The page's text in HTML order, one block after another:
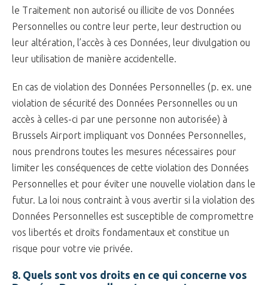
le Traitement non autorisé ou illicite de vos Données
Personnelles ou contre leur perte, leur destruction ou
leur altération, l’accès à ces Données, leur divulgation ou
leur utilisation de manière accidentelle.
En cas de violation des Données Personnelles (p. ex. une
violation de sécurité des Données Personnelles ou un
accès à celles-ci par une personne non autorisée) à
Brussels Airport impliquant vos Données Personnelles,
nous prendrons toutes les mesures nécessaires pour
limiter les conséquences de cette violation des Données
Personnelles et pour éviter une nouvelle violation dans le
futur. La loi nous contraint à vous avertir si la violation des
Données Personnelles est susceptible de compromettre
vos libertés et droits fondamentaux et constitue un
risque pour votre vie privée.
8. Quels sont vos droits en ce qui concerne vos